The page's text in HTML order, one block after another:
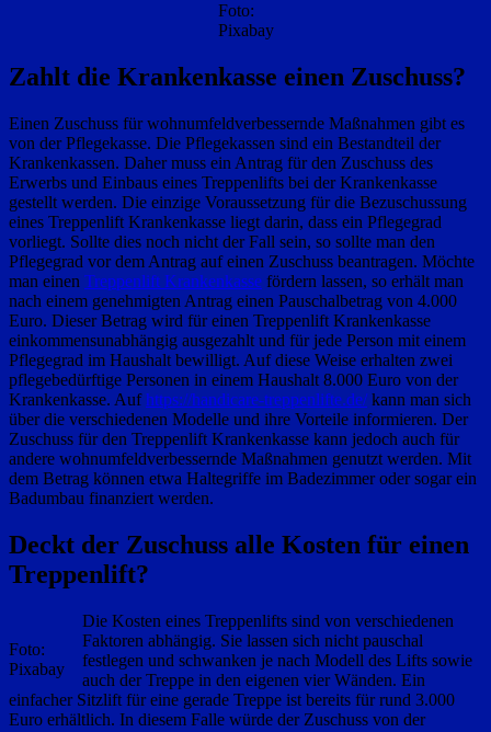
Foto:
Pixabay
Zahlt die Krankenkasse einen Zuschuss?
Einen Zuschuss für wohnumfeldverbessernde Maßnahmen gibt es
von der Pflegekasse. Die Pflegekassen sind ein Bestandteil der
Krankenkassen. Daher muss ein Antrag für den Zuschuss des
Erwerbs und Einbaus eines Treppenlifts bei der Krankenkasse
gestellt werden. Die einzige Voraussetzung für die Bezuschussung
eines Treppenlift Krankenkasse liegt darin, dass ein Pflegegrad
vorliegt. Sollte dies noch nicht der Fall sein, so sollte man den
Pflegegrad vor dem Antrag auf einen Zuschuss beantragen. Möchte
man einen Treppenlift Krankenkasse fördern lassen, so erhält man
nach einem genehmigten Antrag einen Pauschalbetrag von 4.000
Euro. Dieser Betrag wird für einen Treppenlift Krankenkasse
einkommensunabhängig ausgezahlt und für jede Person mit einem
Pflegegrad im Haushalt bewilligt. Auf diese Weise erhalten zwei
pflegebedürftige Personen in einem Haushalt 8.000 Euro von der
Krankenkasse. Aufhttps://handicare-treppenlifte.de/ kann man sich
über die verschiedenen Modelle und ihre Vorteile informieren. Der
Zuschuss für den Treppenlift Krankenkasse kann jedoch auch für
andere wohnumfeldverbessernde Maßnahmen genutzt werden. Mit
dem Betrag können etwa Haltegriffe im Badezimmer oder sogar ein
Badumbau finanziert werden.
Deckt der Zuschuss alle Kosten für einen
Treppenlift?
Foto:
Pixabay
Die Kosten eines Treppenlifts sind von verschiedenen
Faktoren abhängig. Sie lassen sich nicht pauschal
festlegen und schwanken je nach Modell des Lifts sowie
auch der Treppe in den eigenen vier Wänden. Ein
einfacher Sitzlift für eine gerade Treppe ist bereits für rund 3.000
Euro erhältlich. In diesem Falle würde der Zuschuss von der